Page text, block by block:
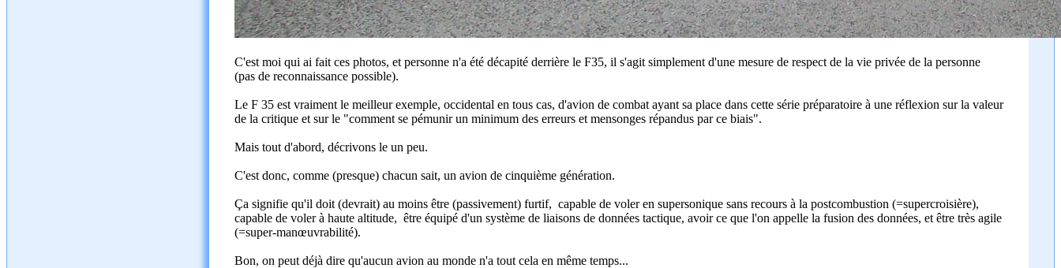
C'est moi qui ai fait ces photos, et personne n'a été décapité derrière le F35, il s'agit simplement d'une mesure de respect de la vie privée de la personne
(pas de reconnaissance possible).
Le F 35 est vraiment le meilleur exemple, occidental en tous cas, d'avion de combat ayant sa place dans cette série préparatoire à une réflexion sur la valeur
de la critique et sur le "comment se pémunir un minimum des erreurs et mensonges répandus par ce biais".
Mais tout d'abord, décrivons le un peu.
C'est donc, comme (presque) chacun sait, un avion de cinquième génération.
Ça signifie qu'il doit (devrait) au moins être (passivement) furtif, capable de voler en supersonique sans recours à la postcombustion (=supercroisière),
capable de voler à haute altitude, être équipé d'un système de liaisons de données tactique, avoir ce que l'on appelle la fusion des données, et être très agile
(=super-manœuvrabilité).
Bon, on peut déjà dire qu'aucun avion au monde n'a tout cela en même temps...